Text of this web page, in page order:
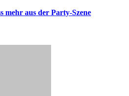
mehr aus der Party-Szene